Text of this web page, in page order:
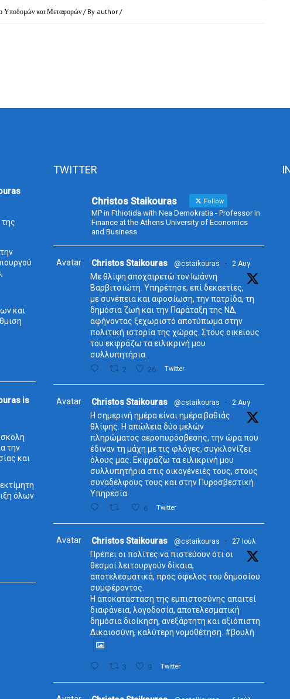
Υποδομών και Μεταφορών / By author /
και
is
την
και
όλων
TWITTER
Christos Staikouras Follow
MP in Fthiotida with Nea Demokratia - Professor in
Finance at the Athens University of Economics
and Business
Avatar Christos Staikouras @cstaikouras · 2 Αυγ
Με θλίψη αποχαιρετώ τον Ιωάννη
Βαρβιτσιώτη. Υπηρέτησε, επί δεκαετίες,
με συνέπεια και αφοσίωση, την πατρίδα, τη
δημόσια ζωή και την Παράταξη της ΝΔ,
αφήνοντας ξεχωριστό αποτύπωμα στην
πολιτική ιστορία της χώρας. Στους οικείους
του εκφράζω τα ειλικρινή μου
συλλυπητήρια.
2 26 Twitter
Avatar Christos Staikouras @cstaikouras · 2 Αυγ
Η σημερινή ημέρα είναι ημέρα βαθιάς
θλίψης. Η απώλεια δύο μελών
πληρώματος αεροπυρόσβεσης, την ώρα που
έδιναν τη μάχη με τις φλόγες, συγκλονίζει
όλους μας. Εκφράζω τα ειλικρινή μου
συλλυπητήρια στις οικογένειές τους, στους
συναδέλφους τους και στην Πυροσβεστική
Υπηρεσία.
6 Twitter
Avatar Christos Staikouras @cstaikouras · 27 Ιούλ
Πρέπει οι πολίτες να πιστεύουν ότι οι
θεσμοί λειτουργούν δίκαια,
αποτελεσματικά, προς όφελος του δημοσίου
συμφέροντος.
Η αποκατάσταση της εμπιστοσύνης απαιτεί
διαφάνεια, λογοδοσία, αποτελεσματική
δημόσια διοίκηση, ανεξάρτητη και αξιόπιστη
Δικαιοσύνη, καλύτερη νομοθέτηση. #βουλή
3 9 Twitter